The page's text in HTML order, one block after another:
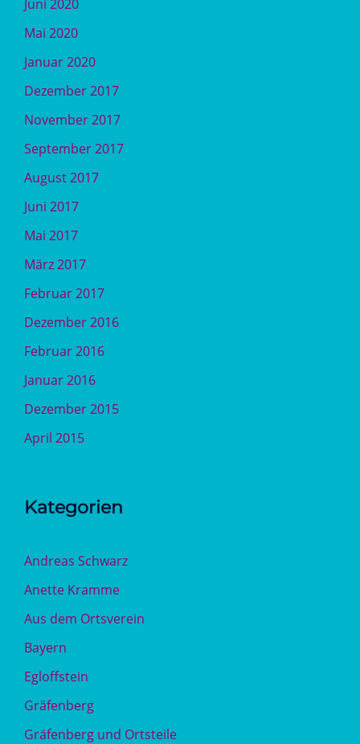
Juni 2020
Mai 2020
Januar 2020
Dezember 2017
November 2017
September 2017
August 2017
Juni 2017
Mai 2017
März 2017
Februar 2017
Dezember 2016
Februar 2016
Januar 2016
Dezember 2015
April 2015
Kategorien
Andreas Schwarz
Anette Kramme
Aus dem Ortsverein
Bayern
Egloffstein
Gräfenberg
Gräfenberg und Ortsteile